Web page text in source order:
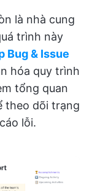
là nhà cung
trình này
Bug & Issue
hóa quy trình
tổng quan
theo dõi trạng
lỗi.